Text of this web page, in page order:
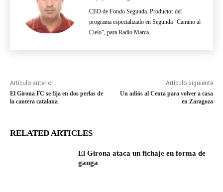
CEO de Fondo Segunda. Productor del
programa especializado en Segunda "Camino al
Cielo", para Radio Marca.
Artículo anterior
El Girona FC se fija en dos perlas de
la cantera catalana
Artículo siguiente
Un adiós al Ceuta para volver a casa
en Zaragoza
RELATED ARTICLES
El Girona ataca un fichaje en forma de
ganga